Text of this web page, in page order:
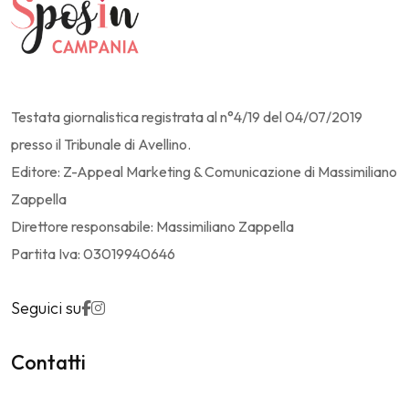
Testata giornalistica registrata al n°4/19 del 04/07/2019
presso il Tribunale di Avellino.
Editore: Z-Appeal Marketing & Comunicazione di Massimiliano
Zappella
Direttore responsabile: Massimiliano Zappella
Partita Iva: 03019940646
Seguici su
Contatti